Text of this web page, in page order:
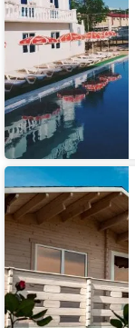
Эко-
отель
ВЕСЕЛОВКА
ПАРК